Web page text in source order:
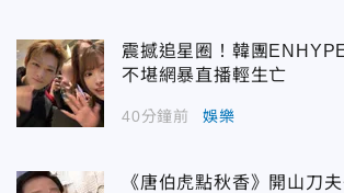
震撼追星圈！韓團
不堪網暴直播輕生亡
40分鐘前 娛樂
《唐伯虎點秋香》開山刀